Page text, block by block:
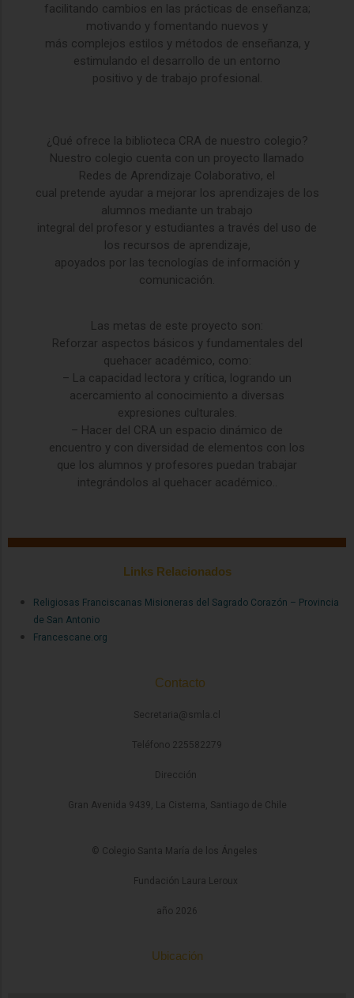
facilitando cambios en las prácticas de enseñanza;
motivando y fomentando nuevos y
más complejos estilos y métodos de enseñanza, y
estimulando el desarrollo de un entorno
positivo y de trabajo profesional.
¿Qué ofrece la biblioteca CRA de nuestro colegio?
Nuestro colegio cuenta con un proyecto llamado
Redes de Aprendizaje Colaborativo, el
cual pretende ayudar a mejorar los aprendizajes de los
alumnos mediante un trabajo
integral del profesor y estudiantes a través del uso de
los recursos de aprendizaje,
apoyados por las tecnologías de información y
comunicación.
Las metas de este proyecto son:
Reforzar aspectos básicos y fundamentales del
quehacer académico, como:
– La capacidad lectora y crítica, logrando un
acercamiento al conocimiento a diversas
expresiones culturales.
– Hacer del CRA un espacio dinámico de
encuentro y con diversidad de elementos con los
que los alumnos y profesores puedan trabajar
integrándolos al quehacer académico..
Links Relacionados
Religiosas Franciscanas Misioneras del Sagrado Corazón – Provincia
de San Antonio
Francescane.org
Contacto
Secretaria@smla.cl
Teléfono 225582279
Dirección
Gran Avenida 9439, La Cisterna, Santiago de Chile
© Colegio Santa María de los Ángeles
Fundación Laura Leroux
año 2026
Ubicación